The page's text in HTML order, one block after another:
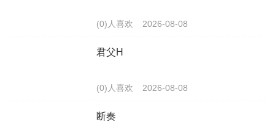
(0)人喜欢 2026-08-08
君父H
(0)人喜欢 2026-08-08
断奏